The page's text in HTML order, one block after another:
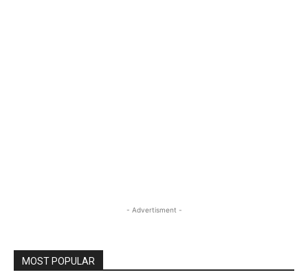
- Advertisment -
MOST POPULAR